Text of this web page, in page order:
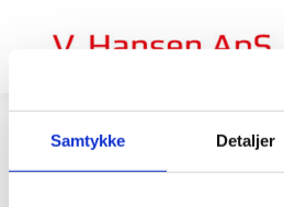
Samtykke Detaljer